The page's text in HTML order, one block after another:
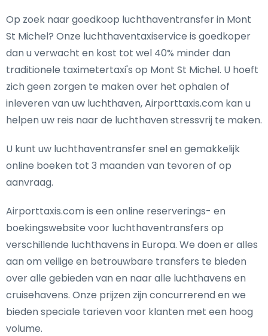
Op zoek naar goedkoop luchthaventransfer in Mont
St Michel? Onze luchthaventaxiservice is goedkoper
dan u verwacht en kost tot wel 40% minder dan
traditionele taximetertaxi's op Mont St Michel. U hoeft
zich geen zorgen te maken over het ophalen of
inleveren van uw luchthaven, Airporttaxis.com kan u
helpen uw reis naar de luchthaven stressvrij te maken.
U kunt uw luchthaventransfer snel en gemakkelijk
online boeken tot 3 maanden van tevoren of op
aanvraag.
Airporttaxis.com is een online reserverings- en
boekingswebsite voor luchthaventransfers op
verschillende luchthavens in Europa. We doen er alles
aan om veilige en betrouwbare transfers te bieden
over alle gebieden van en naar alle luchthavens en
cruisehavens. Onze prijzen zijn concurrerend en we
bieden speciale tarieven voor klanten met een hoog
volume.